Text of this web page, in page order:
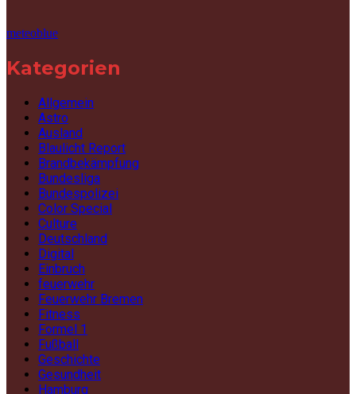
meteoblue
Kategorien
Allgemein
Astro
Ausland
Blaulicht Report
Brandbekämpfung
Bundesliga
Bundespolizei
Color Special
Culture
Deutschland
Digital
Einbruch
feuerwehr
Feuerwehr Bremen
Fitness
Formel 1
Fußball
Geschichte
Gesundheit
Hamburg